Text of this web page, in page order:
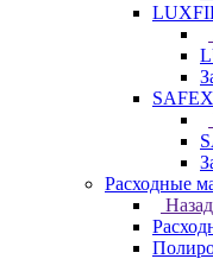
SAFEX
Расходные
Назад